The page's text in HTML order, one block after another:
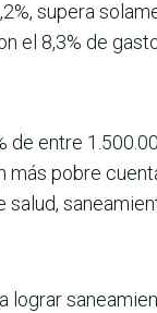
supera
el 8,3% de
de entre
más pobre
salud,
lograr